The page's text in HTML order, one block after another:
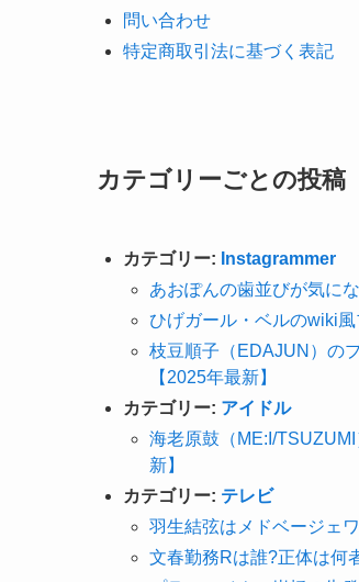
問い合わせ
特定商取引法に基づく表記
カテゴリーごとの投稿
カテゴリー: Instagrammer
あおぽんの歯並びが気に
ひげガール・ベルのwiki
枝豆順子（EDAJUN）の
【2025年最新】
カテゴリー: アイドル
海老原鼓（ME:I/
新】
カテゴリー: テレビ
羽生結弦はメドベージェ
文春勤務Rは誰?正体は何